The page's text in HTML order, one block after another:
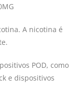
A nicotina é
POD, como
e dispositivos